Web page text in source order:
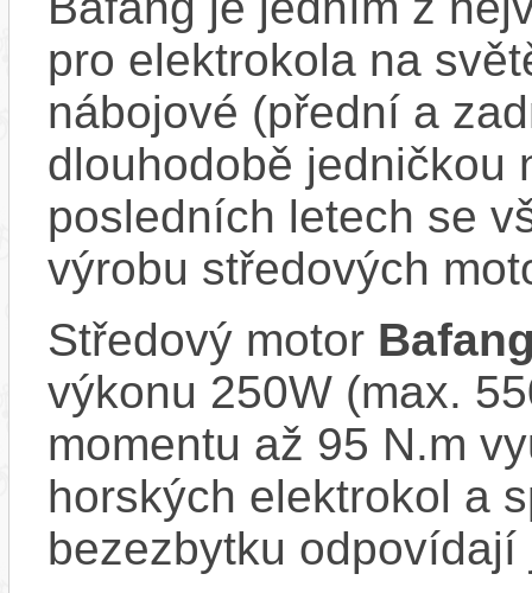
pro elektrokola na
nábojové (přední a
dlouhodobě jedničkou
posledních letech se
výrobu středových
Středový motor
výkonu 250W (max.
momentu až 95 N.m
horských elektrokol a
bezezbytku odpovídají